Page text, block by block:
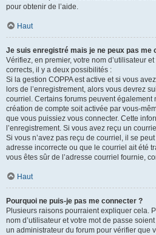
pour obtenir de l’aide.
Haut
Je suis enregistré mais je ne peux pas me
Vérifiez, en premier, votre nom d’utilisateur
corrects, il y a deux possibilités :
Si la gestion COPPA est active et si vous
lors de l’enregistrement, alors vous devrez
courriel. Certains forums peuvent également
création de compte soit activée par vous-
que vous puissiez vous connecter. Cette
l’enregistrement. Si vous avez reçu un
Si vous n’avez pas reçu de courriel, il se
adresse incorrecte ou que le courriel ait été
vous êtes sûr de l’adresse courriel fournie,
Haut
Pourquoi ne puis-je pas me connecter ?
Plusieurs raisons pourraient expliquer cela.
nom d’utilisateur et votre mot de passe
un administrateur du forum pour vérifier que